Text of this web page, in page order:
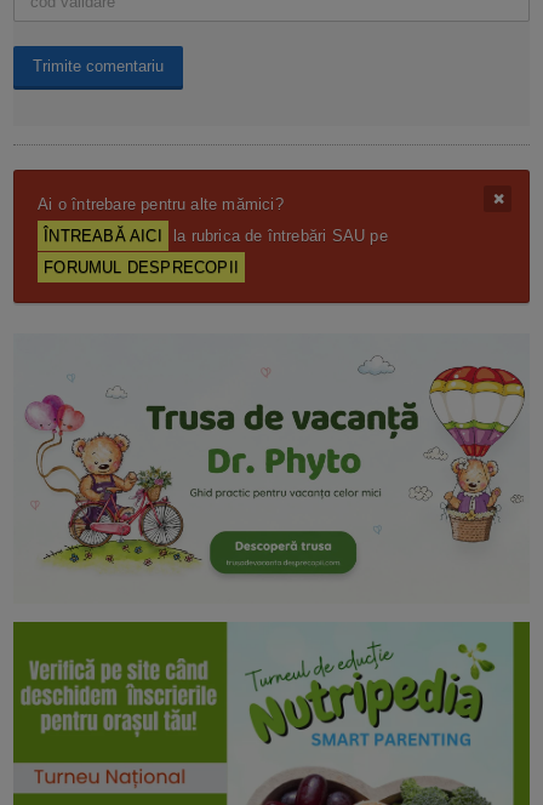
Ai o întrebare pentru alte mămici?
ÎNTREABĂ AICI
la rubrica de întrebări SAU pe
FORUMUL DESPRECOPII